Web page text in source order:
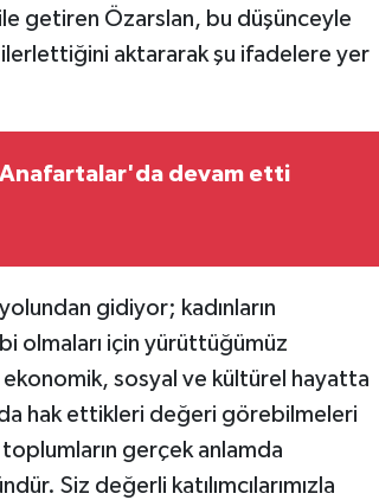
getiren Özarslan, bu düşünceyle
ilerlettiğini aktararak şu ifadelere yer
devam etti
gidiyor; kadınların
olmaları için yürüttüğümüz
ekonomik, sosyal ve kültürel hayatta
hak ettikleri değeri görebilmeleri
gerçek anlamda
Siz değerli katılımcılarımızla